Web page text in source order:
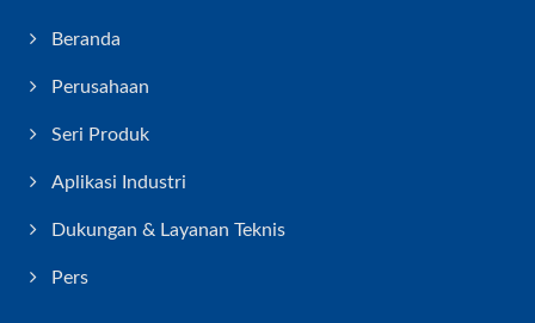
Beranda
Perusahaan
Seri Produk
Aplikasi Industri
Dukungan & Layanan Teknis
Pers